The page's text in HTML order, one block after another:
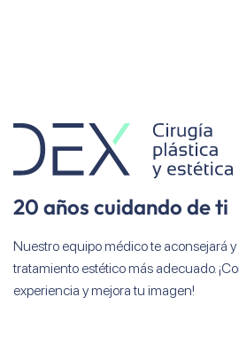
20 años cuidando de ti
Nuestro equipo médico te aconsejará
tratamiento estético más adecuado.
experiencia y mejora tu imagen!